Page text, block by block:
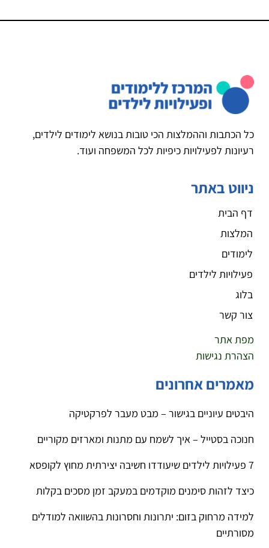
כל הכתבות וההמלצות הכי טובות בנושא לימודים לילדים,
רעיונות לפעילויות כיפיות לכל המשפחה ועוד.
ניווט באתר
דף הבית
המלצות
לימודים
פעילויות לילדים
בלוג
צור קשר
מפת אתר
הצהרת נגישות
מאמרים אחרונים
היבטים עיוניים בגישור – מבט מעבר לפרקטיקה
חנוכה בסטייל – איך לשמח עם מתנות ומארזים מקוריים
7 פעילויות לילדים שיעודדו חשיבה יצירתית מחוץ לקופסא
כיצד לזהות סימנים מוקדמים במעקב זמן מסכים בקלות
למידה מרחוק בזום: יתרונות וחסרונות בהשוואה למודלים
מסורתיים